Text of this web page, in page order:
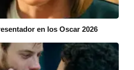
en los Oscar 2026